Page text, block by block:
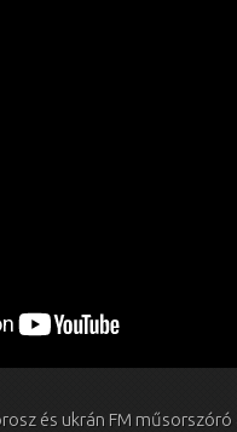
és ukrán FM